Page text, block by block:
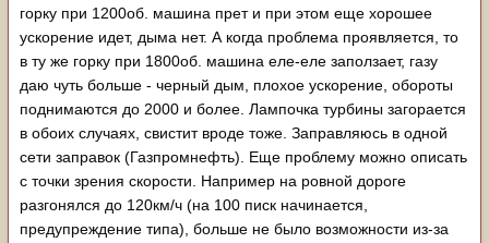
горку при 1200об. машина прет и при этом еще хорошее
ускорение идет, дыма нет. А когда проблема проявляется, то
в ту же горку при 1800об. машина еле-еле заползает, газу
даю чуть больше - черный дым, плохое ускорение, обороты
поднимаются до 2000 и более. Лампочка турбины загорается
в обоих случаях, свистит вроде тоже. Заправляюсь в одной
сети заправок (Газпромнефть). Еще проблему можно описать
с точки зрения скорости. Например на ровной дороге
разгонялся до 120км/ч (на 100 писк начинается,
предупреждение типа), больше не было возможности из-за